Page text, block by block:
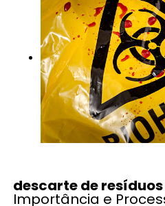
descarte de
Importância e